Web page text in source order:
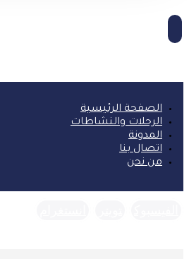
الصفحة الرئيسية
الرحلات والنشاطات
المدونة
اتصال بنا
من نحن